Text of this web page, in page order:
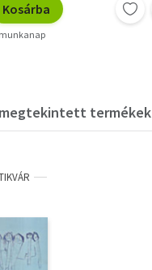
Kosárba
termékek